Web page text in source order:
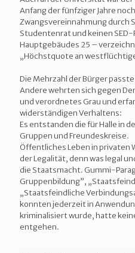
Anfang der fünfziger Jahre
Zwangsvereinnahmung durch
Studentenrat und keinen SED-
Hauptgebäudes 25 –
„Höchstquote an
Die Mehrzahl der Bürger
Andere wehrten sich gegen
und verordnetes Grau und
widerständigen Verhaltens:
Es entstanden die für Halle in
Gruppen und Freundeskreise.
Öffentliches Leben in privaten
der Legalität, denn was legal
die Staatsmacht. Gummi-
Gruppenbildung”,
„Staatsfeindliche
konnten jederzeit in
kriminalisiert wurde, hatte
entgehen.